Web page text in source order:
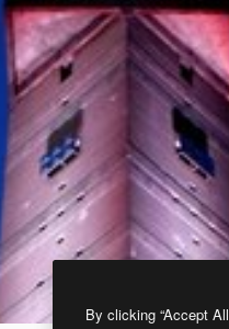
By clicking “Accept